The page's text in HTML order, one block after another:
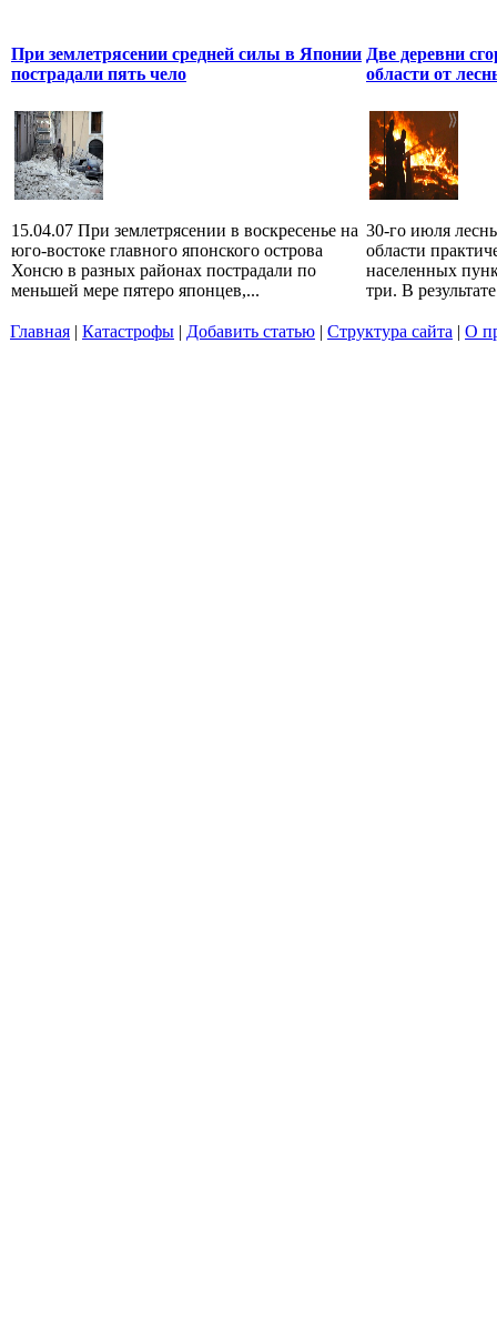
При землетрясении средней силы в Японии
пострадали пять чело
15.04.07 При землетрясении в воскресенье на
юго-востоке главного японского острова
Хонсю в разных районах пострадали по
меньшей мере пятеро японцев,...
Две деревни
области от
30-го июля
области
населенных
три. В
Главная | Катастрофы | Добавить статью | Структура сайта | О